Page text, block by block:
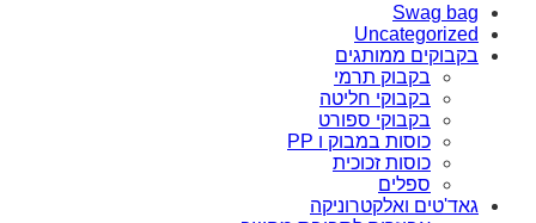
Swag bag
Uncategorized
בקבוקים ממותגים
בקבוק תרמי
בקבוקי חליטה
בקבוקי ספורט
כוסות במבוק ו PP
כוסות זכוכית
ספלים
גאד'טים ואלקטרוניקה